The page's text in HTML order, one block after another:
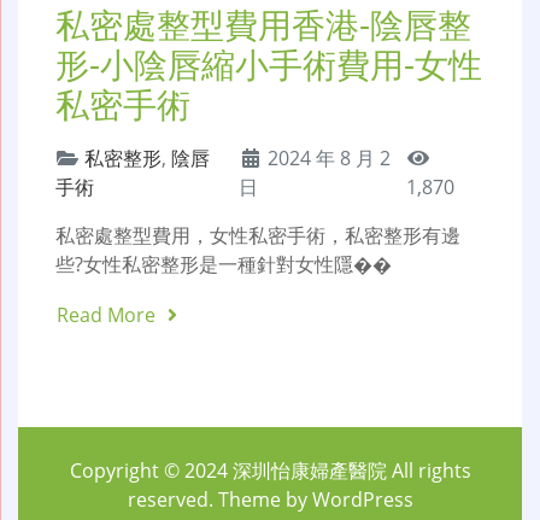
私密處整型費用香港-陰唇整
形-小陰唇縮小手術費用-女性
私密手術
私密整形, 陰唇
手術
2024 年 8 月 2
日
1,870
私密處整型費用，女性私密手術，私密整形有邊
些?女性私密整形是一種針對女性隱��
Read More
Copyright © 2024深圳怡康婦產醫院All rights
reserved. Theme byWordPress